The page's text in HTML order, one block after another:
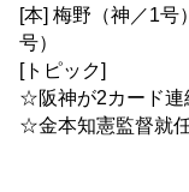
[本] 梅野（神／1号
号）
[トピック]
☆阪神が2カード連
☆金本知憲監督就